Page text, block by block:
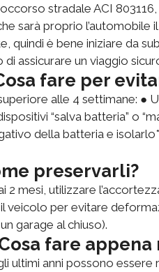
stradale ACI 803116,
sarà proprio l’automobile
quindi è bene iniziare da
assicurare un viaggio
fare per
alle 4 settimane: ●
“salva batteria” o
della batteria e
preservarli?
2 mesi, utilizzare
veicolo per evitare
garage al chiuso).
fare appena
ultimi anni possono